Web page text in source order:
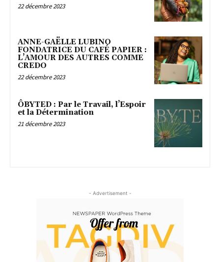
22 décembre 2023
ANNE-GAËLLE LUBINO
FONDATRICE DU CAFÉ PAPIER :
L’AMOUR DES AUTRES COMME
CREDO
22 décembre 2023
ÔBYTED : Par le Travail, l’Espoir
et la Détermination
21 décembre 2023
- Advertisement -